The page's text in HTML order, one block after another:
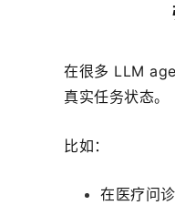
在很多 LLM
真实任务状态。
比如：
在医疗问